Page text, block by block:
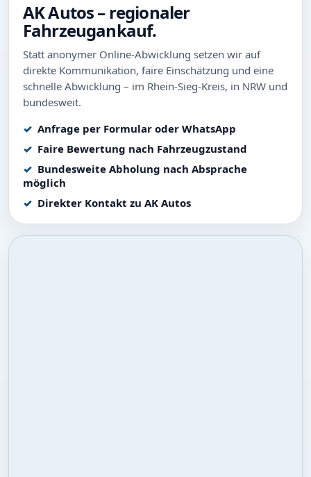
AK Autos – regionaler
Fahrzeugankauf.
Statt anonymer Online-Abwicklung setzen wir auf
direkte Kommunikation, faire Einschätzung und eine
schnelle Abwicklung – im Rhein-Sieg-Kreis, in NRW und
bundesweit.
Anfrage per Formular oder WhatsApp
Faire Bewertung nach Fahrzeugzustand
Bundesweite Abholung nach Absprache
möglich
Direkter Kontakt zu AK Autos